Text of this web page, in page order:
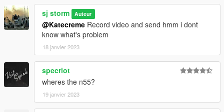
sj storm Auteur
@Katecreme Record video and send hmm i dont
know what's problem
18 janvier 2023
specriot
wheres the n55?
19 janvier 2023